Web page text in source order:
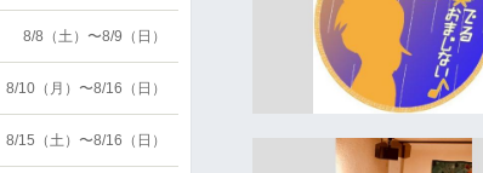
8/8（土）〜8/9（日）
8/10（月）〜8/16（日）
8/15（土）〜8/16（日）